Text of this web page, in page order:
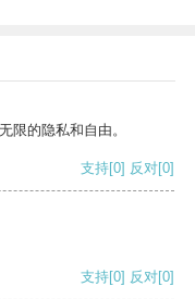
限的隐私和自由。
支持[0] 反对[0]
支持[0] 反对[0]